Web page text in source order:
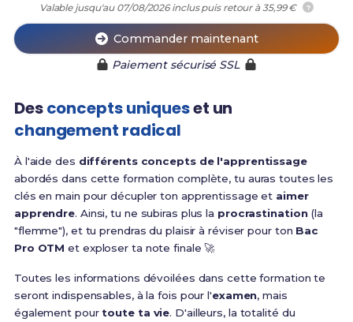
Valable jusqu'au 07/08/2026 inclus puis retour à 35,99 € ?
Commander maintenant
Paiement sécurisé SSL
Desconcepts uniqueset un
changement radical
À l'aide des différents concepts de l'apprentissage
abordés dans cette formation complète, tu auras toutes les
clés en main pour décupler ton apprentissage et aimer
apprendre. Ainsi, tu ne subiras plus la procrastination(la
"flemme"), et tu prendras du plaisir à réviser pour ton Bac
Pro OTM et exploser ta note finale 🚀
Toutes les informations dévoilées dans cette formation te
seront indispensables, à la fois pour l'examen, mais
également pourtoute ta vie. D'ailleurs, la totalité du